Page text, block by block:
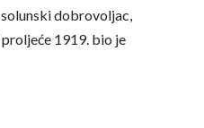
dobrovoljac,
1919. bio je